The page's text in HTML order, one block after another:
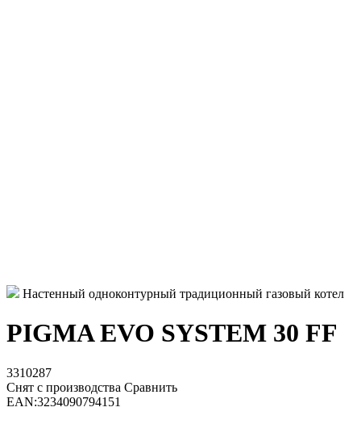
Настенный одноконтурный традиционный газовый котел
PIGMA EVO SYSTEM 30 FF
3310287
Снят с производства Сравнить
EAN:3234090794151